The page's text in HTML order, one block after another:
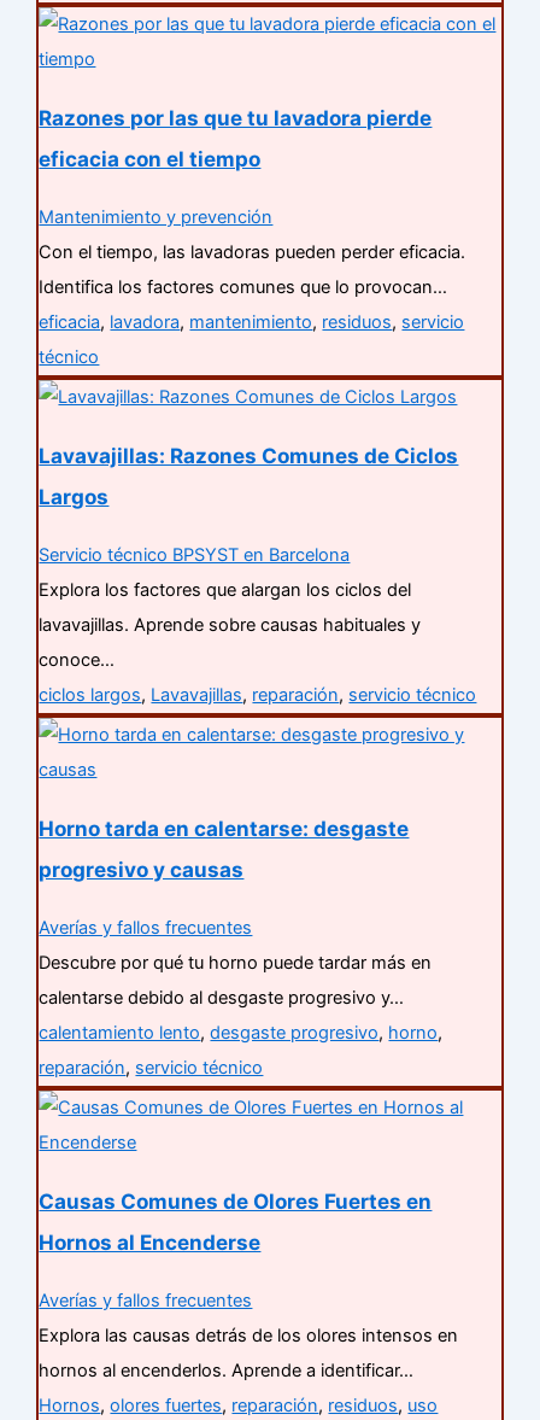
Razones por las que tu lavadora pierde
eficacia con el tiempo
Mantenimiento y prevención
Con el tiempo, las lavadoras pueden perder eficacia.
Identifica los factores comunes que lo provocan…
eficacia, lavadora, mantenimiento, residuos, servicio
técnico
Lavavajillas: Razones Comunes de Ciclos
Largos
Servicio técnico BPSYST en Barcelona
Explora los factores que alargan los ciclos del
lavavajillas. Aprende sobre causas habituales y
conoce…
ciclos largos, Lavavajillas, reparación, servicio técnico
Horno tarda en calentarse: desgaste
progresivo y causas
Averías y fallos frecuentes
Descubre por qué tu horno puede tardar más en
calentarse debido al desgaste progresivo y…
calentamiento lento,desgaste progresivo, horno,
reparación, servicio técnico
Causas Comunes de Olores Fuertes en
Hornos al Encenderse
Averías y fallos frecuentes
Explora las causas detrás de los olores intensos en
hornos al encenderlos. Aprende a identificar…
Hornos,olores fuertes, reparación, residuos, uso